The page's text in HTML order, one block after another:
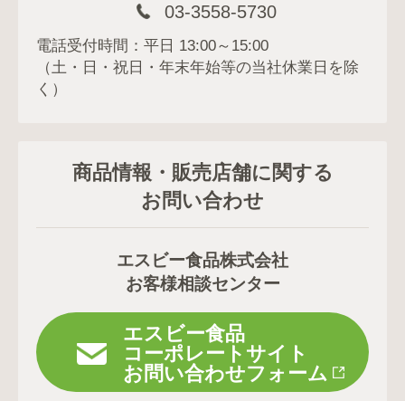
03-3558-5730
電話受付時間：平日 13:00～15:00
（土・日・祝日・年末年始等の当社休業日を除
く）
商品情報・販売店舗に関する
お問い合わせ
エスビー食品株式会社
お客様相談センター
エスビー食品
コーポレートサイト
お問い合わせフォーム